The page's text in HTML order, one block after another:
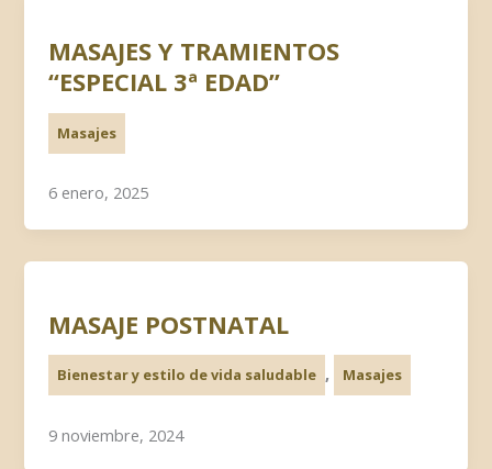
MASAJES Y TRAMIENTOS
“ESPECIAL 3ª EDAD”
Masajes
6 enero, 2025
MASAJE POSTNATAL
Bienestar y estilo de vida saludable , Masajes
9 noviembre, 2024